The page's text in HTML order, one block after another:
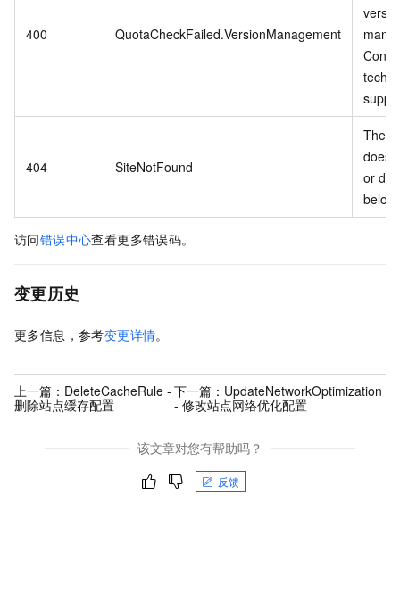
400 QuotaCheckFailed.VersionManagement
404 SiteNotFound
The
does
or
访问错误中心查看更多错误码。
变更历史
更多信息，参考变更详情。
上一篇： DeleteCacheRule -
删除站点缓存配置
下一篇： UpdateNetworkOptimization
- 修改站点网络优化配置
该文章对您有帮助吗？
反馈